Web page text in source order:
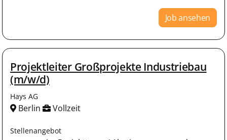
Job ansehen
Projektleiter Großprojekte Industriebau
(m/w/d)
Hays AG
Berlin Vollzeit
Stellenangebot